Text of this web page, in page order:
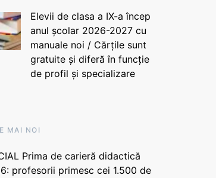
Elevii de clasa a IX-a încep
anul școlar 2026-2027 cu
manuale noi / Cărțile sunt
gratuite și diferă în funcție
de profil și specializare
MAI NOI
Prima de carieră didactică
profesorii primesc cei 1.500 de